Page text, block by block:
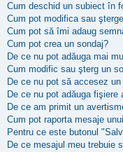
Cum deschid un subiect în
Cum pot modifica sau
Cum pot să îmi adaug
Cum pot crea un sondaj?
De ce nu pot adăuga mai
Cum modific sau şterg un
De ce nu pot să accesez un
De ce nu pot adăuga fişiere
De ce am primit un
Cum pot raporta mesaje
Pentru ce este butonul
De ce mesajul meu trebuie